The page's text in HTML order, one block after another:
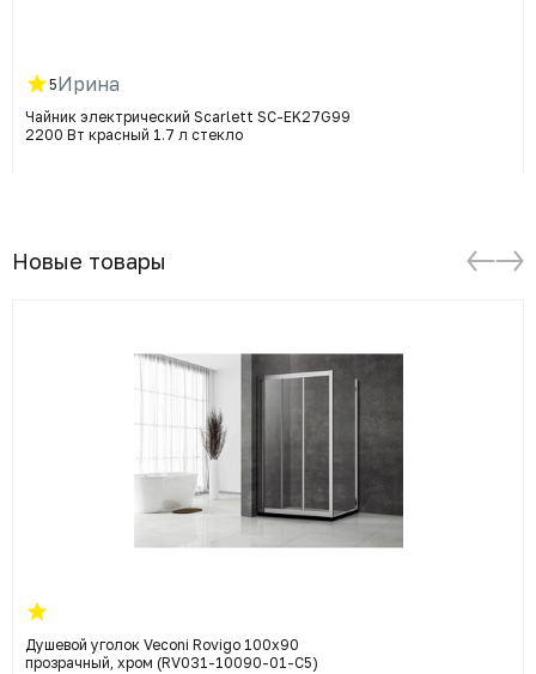
5Ирина
Чайник электрический Scarlett SC-EK27G99
2200 Вт красный 1.7 л стекло
Новые товары
Душевой уголок Veconi Rovigo 100x90
прозрачный, хром (RV031-10090-01-C5)